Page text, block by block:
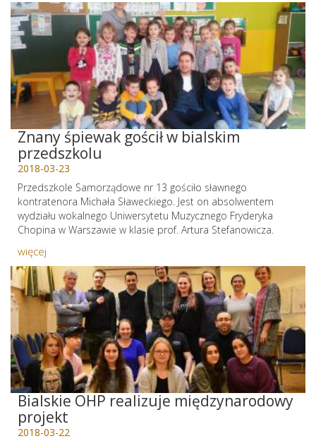
Znany śpiewak gościł w bialskim
przedszkolu
2018-03-23
Przedszkole Samorządowe nr 13 gościło sławnego
kontratenora Michała Sławeckiego. Jest on absolwentem
wydziału wokalnego Uniwersytetu Muzycznego Fryderyka
Chopina w Warszawie w klasie prof. Artura Stefanowicza.
więcej
Bialskie OHP realizuje międzynarodowy
projekt
2018-03-22